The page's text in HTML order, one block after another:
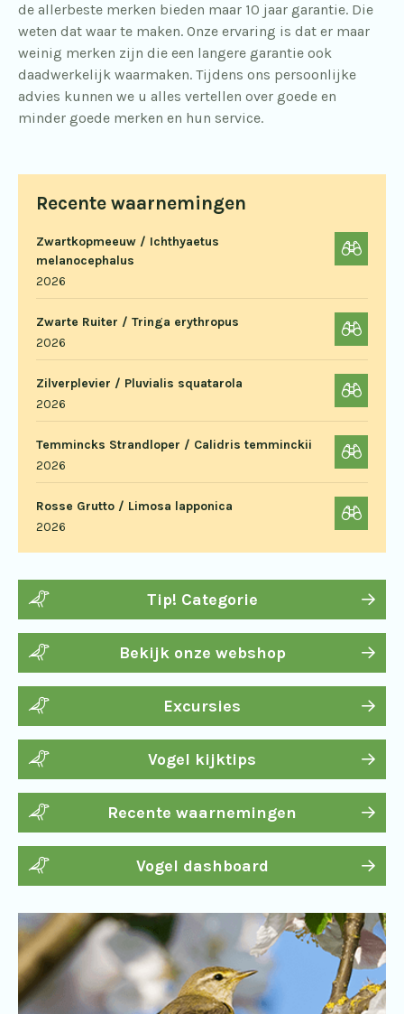
Recente waarnemingen
Zwartkopmeeuw / Ichthyaetus
melanocephalus
2026
Zwarte Ruiter / Tringa erythropus
2026
Zilverplevier / Pluvialis squatarola
2026
Temmincks Strandloper / Calidris temminckii
2026
Rosse Grutto / Limosa lapponica
2026
Tip! Categorie
Bekijk onze webshop
Excursies
Vogel kijktips
Recente waarnemingen
Vogel dashboard
de allerbeste merken bieden maar 10 jaar garantie. Die
weten dat waar te maken. Onze ervaring is dat er maar
weinig merken zijn die een langere garantie ook
daadwerkelijk waarmaken. Tijdens ons persoonlijke
advies kunnen we u alles vertellen over goede en
minder goede merken en hun service.